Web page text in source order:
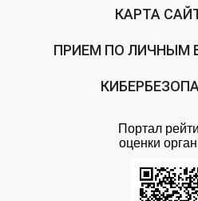
КАРТА
ПРИЕМ ПО ЛИЧНЫМ
Портал
оценки